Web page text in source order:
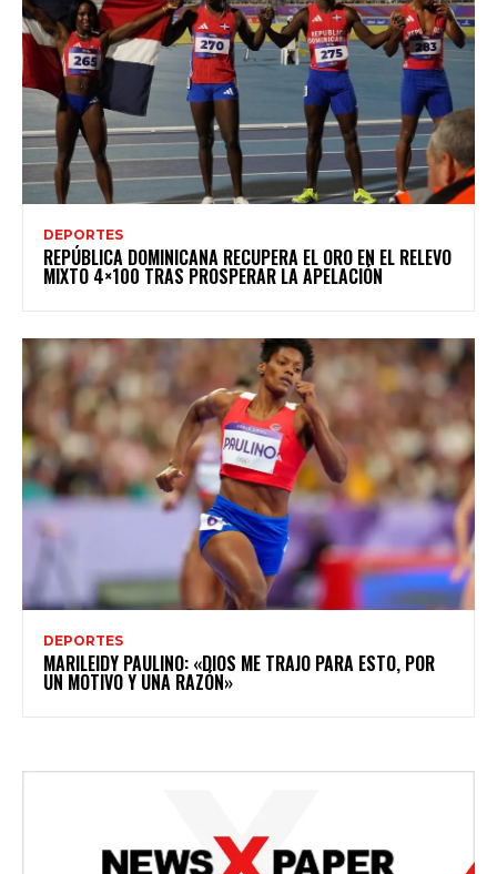
DEPORTES
REPÚBLICA DOMINICANA RECUPERA EL ORO EN EL RELEVO
MIXTO 4×100 TRAS PROSPERAR LA APELACIÓN
DEPORTES
MARILEIDY PAULINO: «DIOS ME TRAJO PARA ESTO, POR
UN MOTIVO Y UNA RAZÓN»